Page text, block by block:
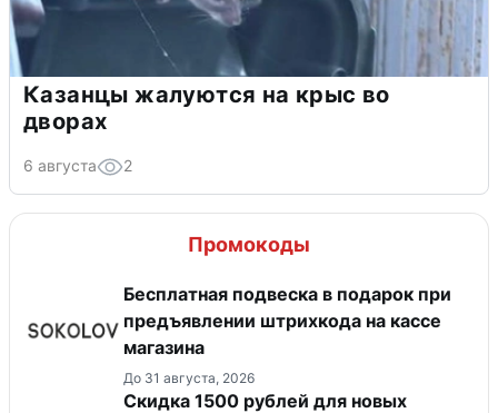
Казанцы жалуются на крыс во
дворах
6 августа 2
Промокоды
Бесплатная подвеска в подарок при
предъявлении штрихкода на кассе
магазина
До 31 августа, 2026
Скидка 1500 рублей для новых